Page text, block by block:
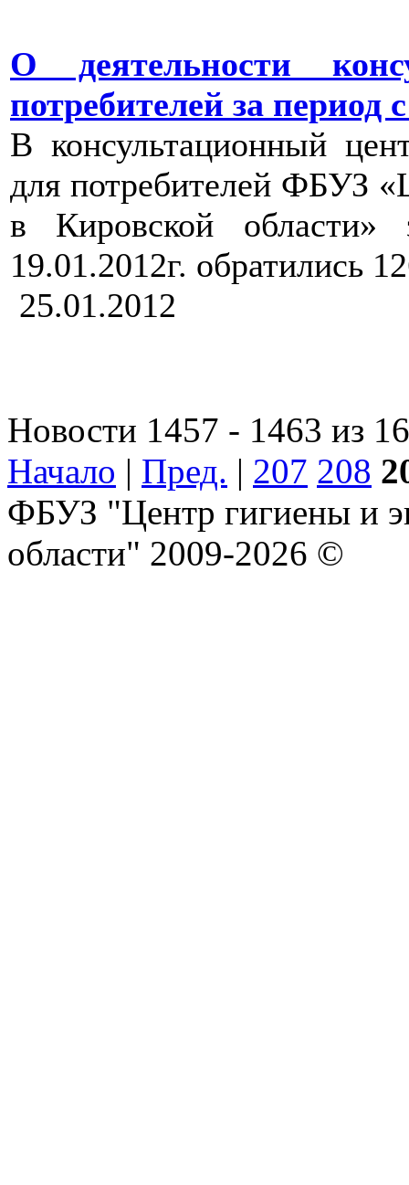
О деятельности
потребителей за период
В консультационный
для потребителей ФБУЗ
в Кировской
19.01.2012г. обратились
25.01.2012
Новости 1457 - 1463 из
Начало | Пред. | 207 208
ФБУЗ "Центр гигиены и
области" 2009-2026 ©